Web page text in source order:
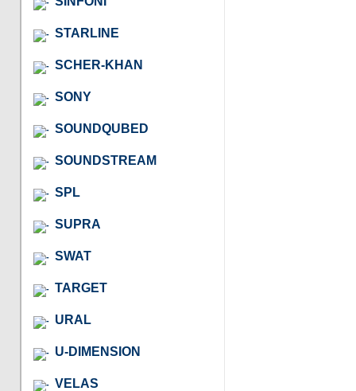
STARLINE
SCHER-KHAN
SONY
SOUNDQUBED
SOUNDSTREAM
SPL
SUPRA
SWAT
TARGET
URAL
U-DIMENSION
VELAS